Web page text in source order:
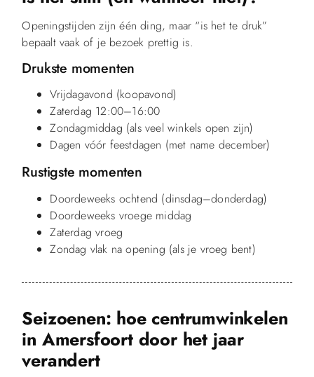
Openingstijden zijn één ding, maar “is het te druk”
bepaalt vaak of je bezoek prettig is.
Drukste momenten
Vrijdagavond (koopavond)
Zaterdag 12:00–16:00
Zondagmiddag (als veel winkels open zijn)
Dagen vóór feestdagen (met name december)
Rustigste momenten
Doordeweeks ochtend (dinsdag–donderdag)
Doordeweeks vroege middag
Zaterdag vroeg
Zondag vlak na opening (als je vroeg bent)
Seizoenen: hoe centrumwinkelen
in Amersfoort door het jaar
verandert